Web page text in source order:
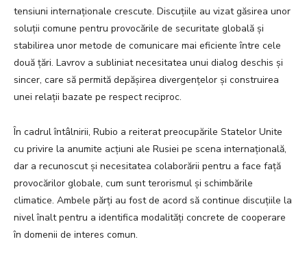
tensiuni internaționale crescute. Discuțiile au vizat găsirea unor
soluții comune pentru provocările de securitate globală și
stabilirea unor metode de comunicare mai eficiente între cele
două țări. Lavrov a subliniat necesitatea unui dialog deschis și
sincer, care să permită depășirea divergențelor și construirea
unei relații bazate pe respect reciproc.
În cadrul întâlnirii, Rubio a reiterat preocupările Statelor Unite
cu privire la anumite acțiuni ale Rusiei pe scena internațională,
dar a recunoscut și necesitatea colaborării pentru a face față
provocărilor globale, cum sunt terorismul și schimbările
climatice. Ambele părți au fost de acord să continue discuțiile la
nivel înalt pentru a identifica modalități concrete de cooperare
în domenii de interes comun.